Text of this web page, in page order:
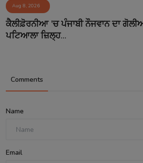
Aug 8, 2026
ਕੈਲੀਫ਼ੋਰਨੀਆ 'ਚ ਪੰਜਾਬੀ ਨੌਜਵਾਨ ਦਾ
ਪਟਿਆਲਾ ਜ਼ਿਲ੍ਹ...
Comments
Name
Email